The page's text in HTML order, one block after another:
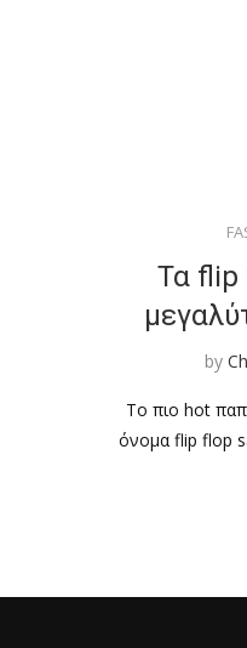
Τα flip
by
Το πιο hot
όνομα flip flop